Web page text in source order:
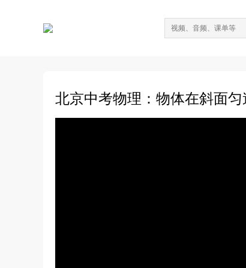
北京中考物理：物体在斜面